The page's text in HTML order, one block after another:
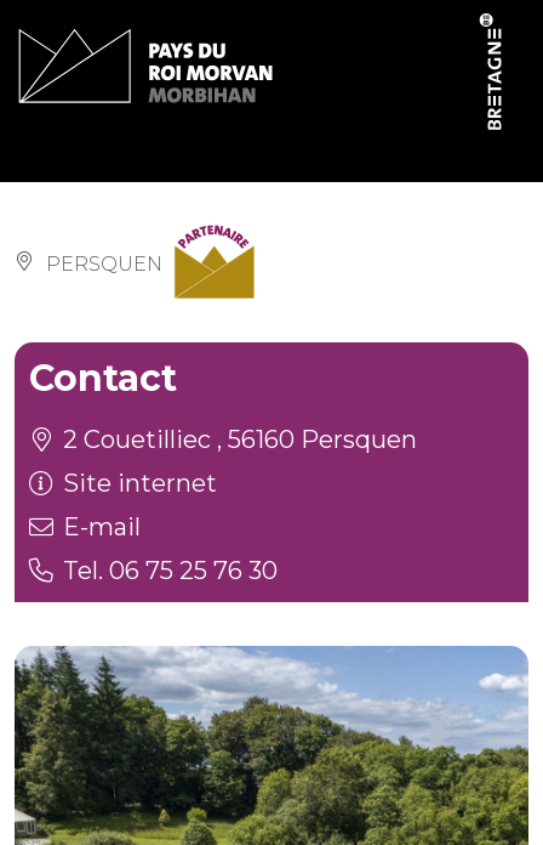
PERSQUEN
Contact
2 Couetilliec , 56160 Persquen
Site internet
E-mail
Tel. 06 75 25 76 30